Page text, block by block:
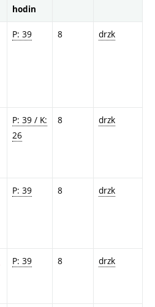
hodin
P: 39 8 drzk
P: 39 / K:
26
8 drzk
P: 39 8 drzk
P: 39 8 drzk